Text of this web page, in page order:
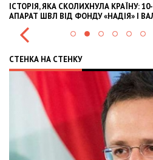
КРАЇНУ: 10-МІСЯЧНИЙ МАРК ОТРИМАВ
І ВАЛЕРІЯ ДУБІЛЯ
СТЕНКА НА СТЕНКУ